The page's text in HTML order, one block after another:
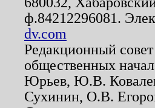
ф.84212296081.
dv.com
Редакционный
общественных
Юрьев, Ю.В.
Сухинин, О.В.